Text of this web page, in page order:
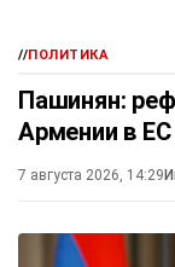
//ПОЛИТИКА
Пашинян:
Армении в
7 августа 2026, 14:29